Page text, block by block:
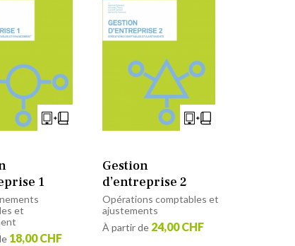
1
et
18,00 CHF
Gestion
d’entreprise 2
Opérations comptables et
ajustements
À partir de 24,00 CHF